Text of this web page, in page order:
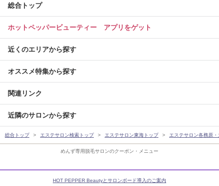
めんず専用脱毛サロンのクーポン・メニュー
総合トップ
ホットペッパービューティー アプリをゲット
近くのエリアから探す
オススメ特集から探す
関連リンク
近隣のサロンから探す
総合トップ エステサロン検索トップ エステサロン東海トップ エステサロン各務原
HOT PEPPER Beautyとサロンボード導入のご案内